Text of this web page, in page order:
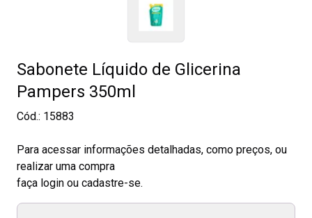
Sabonete Líquido de Glicerina
Pampers 350ml
Cód.: 15883
Para acessar informações detalhadas, como preços, ou
realizar uma compra
faça login ou cadastre-se.